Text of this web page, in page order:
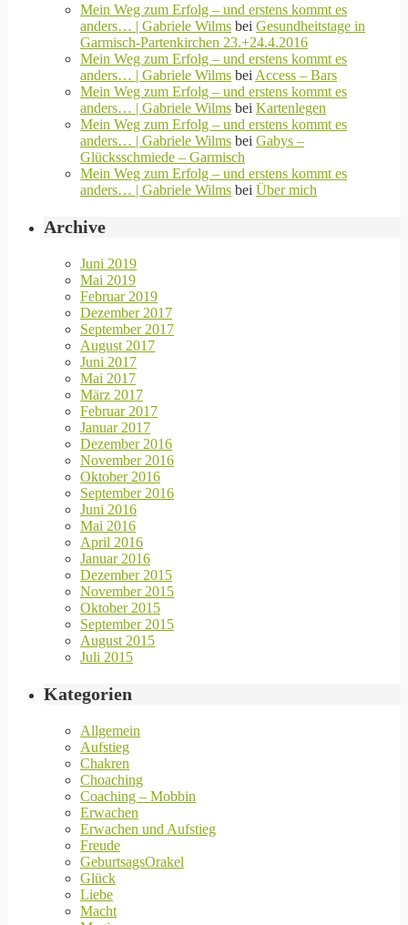
Mein Weg zum Erfolg – und erstens kommt es
anders… | Gabriele Wilms bei Gesundheitstage in
Garmisch-Partenkirchen 23.+24.4.2016
Mein Weg zum Erfolg – und erstens kommt es
anders… | Gabriele Wilms bei Access – Bars
Mein Weg zum Erfolg – und erstens kommt es
anders… | Gabriele Wilms bei Kartenlegen
Mein Weg zum Erfolg – und erstens kommt es
anders… | Gabriele Wilms bei Gabys –
Glücksschmiede – Garmisch
Mein Weg zum Erfolg – und erstens kommt es
anders… | Gabriele Wilms bei Über mich
Archive
Juni 2019
Mai 2019
Februar 2019
Dezember 2017
September 2017
August 2017
Juni 2017
Mai 2017
März 2017
Februar 2017
Januar 2017
Dezember 2016
November 2016
Oktober 2016
September 2016
Juni 2016
Mai 2016
April 2016
Januar 2016
Dezember 2015
November 2015
Oktober 2015
September 2015
August 2015
Juli 2015
Kategorien
Allgemein
Aufstieg
Chakren
Choaching
Coaching – Mobbin
Erwachen
Erwachen und Aufstieg
Freude
GeburtsagsOrakel
Glück
Liebe
Macht